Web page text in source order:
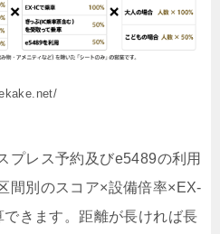
プレス予約及びe5489の利用
間別のスコア×設備倍率×EX-
きます。距離が長ければ長